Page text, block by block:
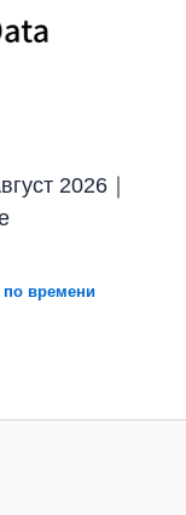
2026｜
по времени